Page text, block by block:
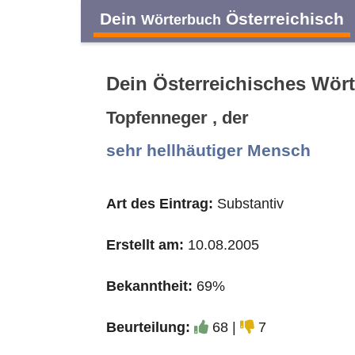
Dein Wörterbuch Österreichisch
Dein Österreichisches
Topfenneger , der
sehr hellhäutiger Mensch
Art des Eintrag: Substantiv
Erstellt am: 10.08.2005
Bekanntheit: 69%
Beurteilung: 68 | 7